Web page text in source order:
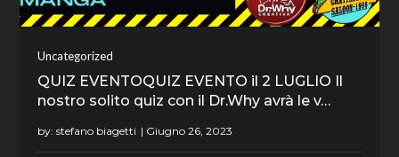
Uncategorized
QUIZ EVENTOQUIZ EVENTO il 2 LUGLIO Il
nostro solito quiz con il Dr.Why avrà le v…
by:stefano biagetti